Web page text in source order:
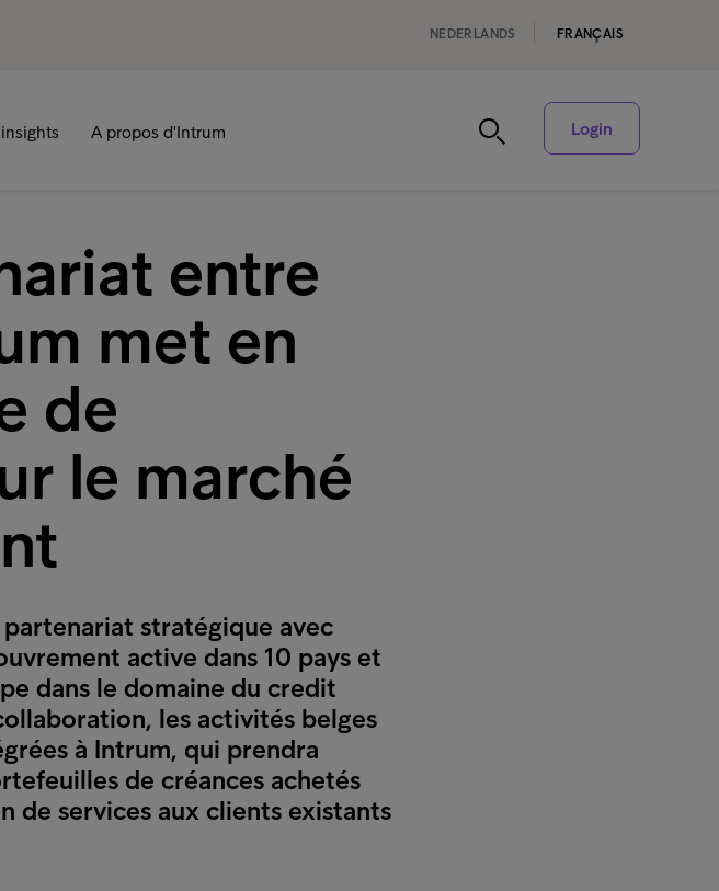
NEDERLANDS FRANÇAIS
A propos d'Intrum Login
entre
met en
de
le marché
stratégique avec
active dans 10 pays et
dans le domaine du credit
les activités belges
à Intrum, qui prendra
de créances achetés
de services aux clients existants